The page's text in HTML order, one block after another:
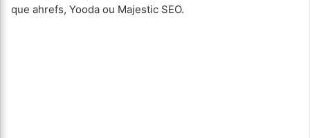
que ahrefs, Yooda ou Majestic SEO.